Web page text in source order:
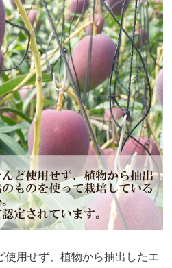
使用せず、植物から抽出したエ